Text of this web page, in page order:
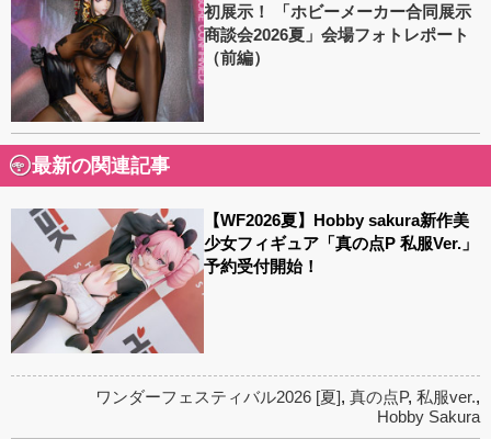
初展示！ 「ホビーメーカー合同展示
商談会2026夏」会場フォトレポート
（前編）
最新の関連記事
【WF2026夏】Hobby sakura新作美
少女フィギュア「真の点P 私服Ver.」
予約受付開始！
ワンダーフェスティバル2026 [夏], 真の点P, 私服ver.,
Hobby Sakura